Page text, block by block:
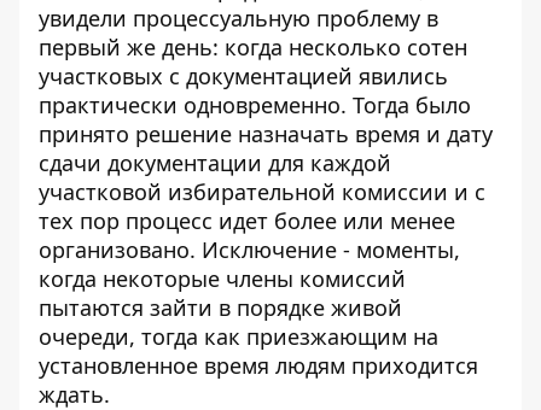
увидели процессуальную проблему в
первый же день: когда несколько сотен
участковых с документацией явились
практически одновременно. Тогда было
принято решение назначать время и дату
сдачи документации для каждой
участковой избирательной комиссии и с
тех пор процесс идет более или менее
организовано. Исключение - моменты,
когда некоторые члены комиссий
пытаются зайти в порядке живой
очереди, тогда как приезжающим на
установленное время людям приходится
ждать.